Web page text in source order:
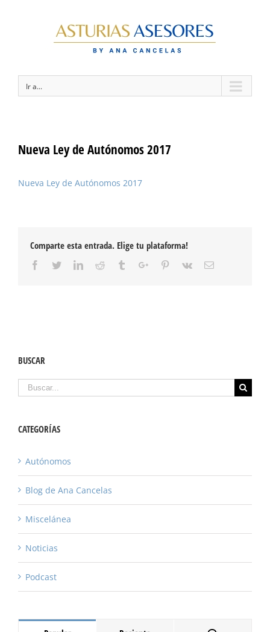
Ir a...
Nueva Ley de Autónomos 2017
Nueva Ley de Autónomos 2017
Comparte esta entrada. Elige tu plataforma!
Facebook
TwitterLinkedinReddit TumblrGoogle+Pinterest
Vk Email
BUSCAR
Buscar
CATEGORÍAS
Autónomos
Blog de Ana Cancelas
Miscelánea
Noticias
Podcast